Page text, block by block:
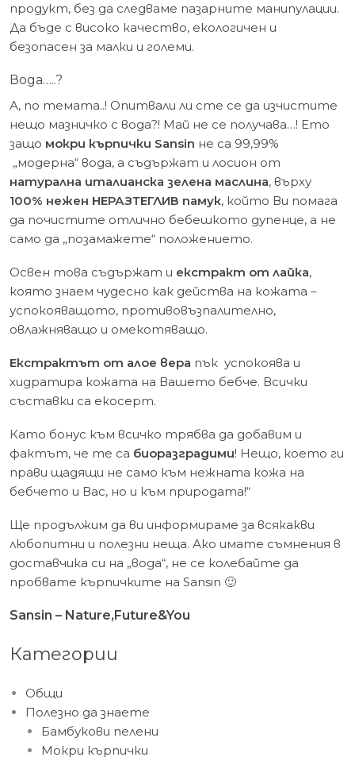
продукт, без да следваме пазарните манипулации.
Да бъде с високо качество, екологичен и
безопасен за малки и големи.
Вода…..?
А, по темата..! Опитвали ли сте се да изчистите
нещо мазничко с вода?! Май не се получава…! Ето
защо мокри кърпички Sansin не са 99,99%
„модерна“ вода, а съдържат и лосион от
натурална италианска зелена маслина, върху
100% нежен НЕРАЗТЕГЛИВ памук, който Ви помага
да почистите отлично бебешкото дупенце, а не
само да „позамажете“ положението.
Освен това съдържат и екстракт от лайка,
която знаем чудесно как действа на кожата –
успокояващото, противовъзпалително,
овлажняващо и омекотяващо.
Екстрактът от алое вера пък успокоява и
хидратира кожата на Вашето бебче. Всички
съставки са екосерт.
Като бонус към всичко трябва да добавим и
фактът, че те са биоразградими! Нещо, което ги
прави щадящи не само към нежната кожа на
бебчето и Вас, но и към природата!“
Ще продължим да ви информираме за всякакви
любопитни и полезни неща. Ако имате съмнения в
доставчика си на „вода“, не се колебайте да
пробвате кърпичките на Sansin 🙂
Sansin – Nature,Future&You
Категории
Общи
Полезно да знаете
Бамбукови пелени
Мокри кърпички